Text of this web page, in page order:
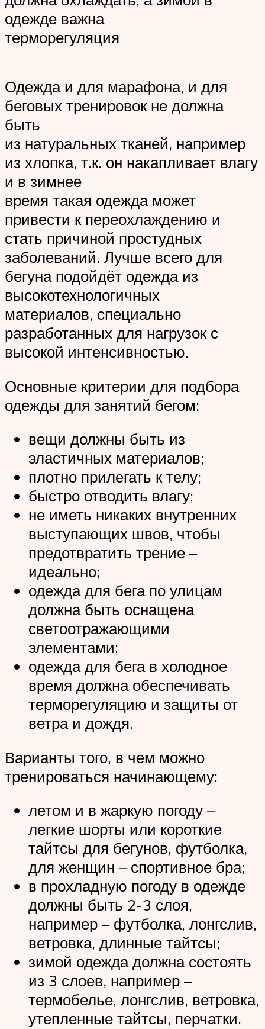
одежде важна
терморегуляция
Одежда и для марафона, и для
беговых тренировок не должна
быть
из натуральных тканей, например
из хлопка, т.к. он накапливает влагу
и в зимнее
время такая одежда может
привести к переохлаждению и
стать причиной простудных
заболеваний. Лучше всего для
бегуна подойдёт одежда из
высокотехнологичных
материалов, специально
разработанных для нагрузок с
высокой интенсивностью.
Основные критерии для подбора
одежды для занятий бегом:
вещи должны быть из
эластичных материалов;
плотно прилегать к телу;
быстро отводить влагу;
не иметь никаких внутренних
выступающих швов, чтобы
предотвратить трение –
идеально;
одежда для бега по улицам
должна быть оснащена
светоотражающими
элементами;
одежда для бега в холодное
время должна обеспечивать
терморегуляцию и защиты от
ветра и дождя.
Варианты того, в чем можно
тренироваться начинающему:
летом и в жаркую погоду –
легкие шорты или короткие
тайтсы для бегунов, футболка,
для женщин – спортивное бра;
в прохладную погоду в одежде
должны быть 2-3 слоя,
например – футболка, лонгслив,
ветровка, длинные тайтсы;
зимой одежда должна состоять
из 3 слоев, например –
термобелье, лонгслив, ветровка,
утепленные тайтсы, перчатки.